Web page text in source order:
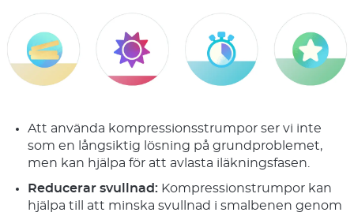
Att använda kompressionsstrumpor ser vi inte
som en långsiktig lösning på grundproblemet,
men kan hjälpa för att avlasta iläkningsfasen.
Reducerar svullnad: Kompressionstrumpor kan
hjälpa till att minska svullnad i smalbenen genom